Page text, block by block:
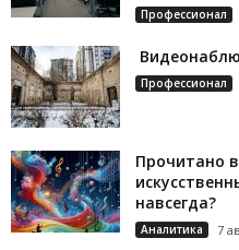
Профессионал
Профессионал
Прочитано
навсегда?
Аналитика 7